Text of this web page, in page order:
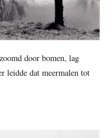
door bomen, lag
leidde dat meermalen tot